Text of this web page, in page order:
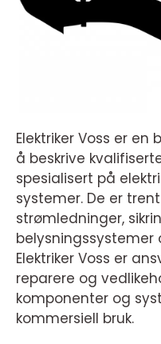
Elektriker Voss er
å beskrive
spesialisert på
systemer. De er
strømledninger,
Elektriker Voss er
reparere og
komponenter og
kommersiell bruk.